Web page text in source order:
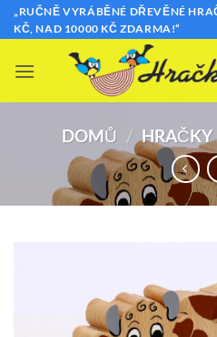
Přeskočit
„RUČNĚ VYRÁBĚNÉ DŘEVĚNÉ
KČ, NAD 10000 KČ ZDARMA!“
DOMŮ / HRAČKY